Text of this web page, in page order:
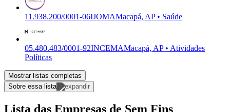
11.938.200/0001-06IJOMAMacapá, AP • Saúde
05.480.483/0001-92INCEMAMacapá, AP • Atividades
Políticas
Mostrar listas completas
Sobre essa lista
Lista das Empresas de Sem Fins